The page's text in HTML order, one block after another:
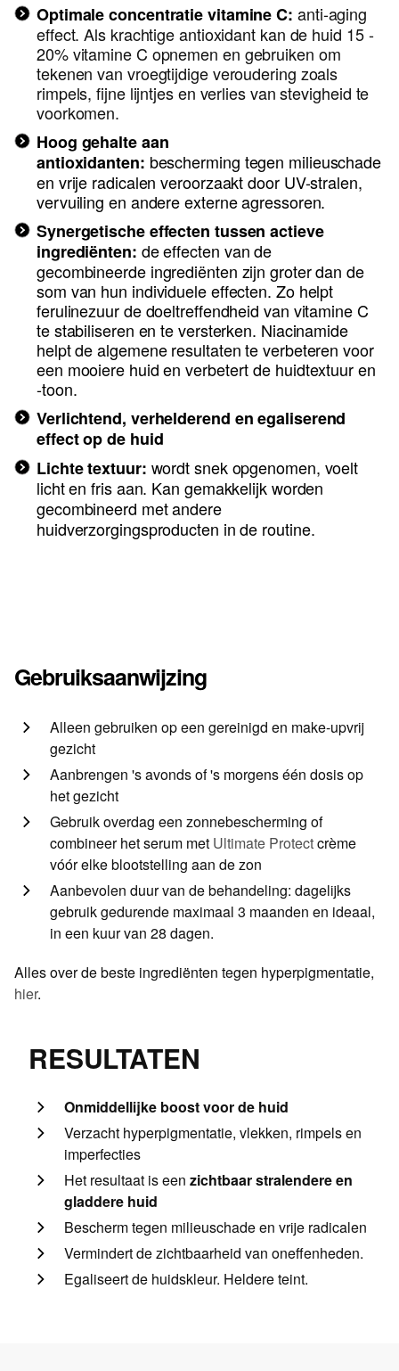
Optimale concentratie vitamine C: anti-aging
effect. Als krachtige antioxidant kan de huid 15 -
20% vitamine C opnemen en gebruiken om
tekenen van vroegtijdige veroudering zoals
rimpels, fijne lijntjes en verlies van stevigheid te
voorkomen.
Hoog gehalte aan
antioxidanten: bescherming tegen milieuschade
en vrije radicalen veroorzaakt door UV-stralen,
vervuiling en andere externe agressoren.
Synergetische effecten tussen actieve
ingrediënten: de effecten van de
gecombineerde ingrediënten zijn groter dan de
som van hun individuele effecten. Zo helpt
ferulinezuur de doeltreffendheid van vitamine C
te stabiliseren en te versterken. Niacinamide
helpt de algemene resultaten te verbeteren voor
een mooiere huid en verbetert de huidtextuur en
-toon.
Verlichtend, verhelderend en egaliserend
effect op de huid
Lichte textuur: wordt snek opgenomen, voelt
licht en fris aan. Kan gemakkelijk worden
gecombineerd met andere
huidverzorgingsproducten in de routine.
Gebruiksaanwijzing
Alleen gebruiken op een gereinigd en make-upvrij
gezicht
Aanbrengen 's avonds of 's morgens één dosis op
het gezicht
Gebruik overdag een zonnebescherming of
combineer het serum met Ultimate Protectcrème
vóór elke blootstelling aan de zon
Aanbevolen duur van de behandeling: dagelijks
gebruik gedurende maximaal 3 maanden en ideaal,
in een kuur van 28 dagen.
Alles over de beste ingrediënten tegen hyperpigmentatie,
hier.
RESULTATEN
Onmiddellijke boost voor de huid
Verzacht hyperpigmentatie, vlekken, rimpels en
imperfecties
Het resultaat is een zichtbaar stralendere en
gladdere huid
Beschermtegen milieuschade en vrije radicalen
Vermindert de zichtbaarheid van oneffenheden.
Egaliseert de huidskleur. Heldere teint.